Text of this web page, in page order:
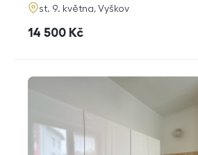
adresa
st. 9. května, Vyškov
cena
14 500 Kč